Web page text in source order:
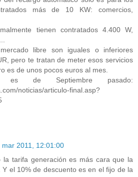
más de 10 KW: comercios,
tienen contratados 4.400 W,
libre son iguales o inferiores
pero te tratan de meter esos servicios
es de unos pocos euros al mes.
es de Septiembre pasado:
noticias/articulo-final.asp?
mar 2011, 12:01:00
la tarifa generación es más cara que la
el 10% de descuento es en el fijo de la